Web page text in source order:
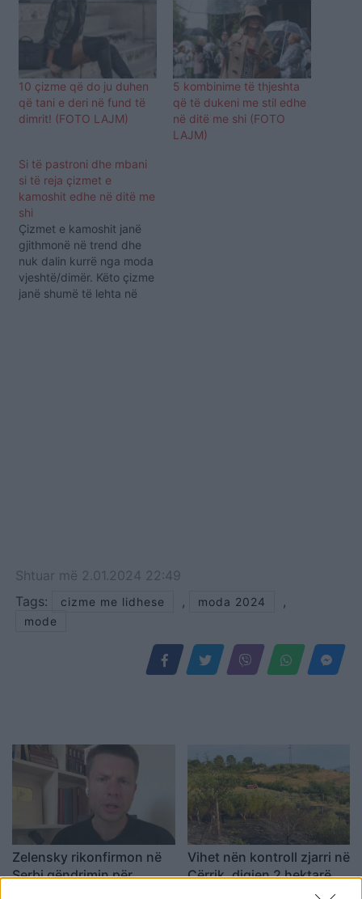
10 çizme që do ju duhen
që tani e deri në fund të
dimrit! (FOTO LAJM)
5 kombinime të thjeshta
që të dukeni me stil edhe
në ditë me shi (FOTO
LAJM)
Si të pastroni dhe mbani
si të reja çizmet e
kamoshit edhe në ditë me
shi
Çizmet e kamoshit janë
gjithmonë në trend dhe
nuk dalin kurrë nga moda
vjeshtë/dimër. Këto çizme
janë shumë të lehta në
Shtuar më 2.01.2024 22:49
Tags:
cizme me lidhese , moda 2024 ,
mode
Zelensky rikonfirmon në
Serbi qëndrimin për
Vihet nën kontroll zjarri në
Cërrik, digjen 2 hektarë
tokë dhe rreth 250 rrënjë